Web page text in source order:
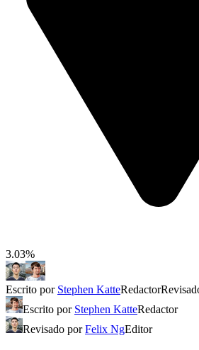
3.03%
Escrito por Stephen KatteRedactor
Escrito por Stephen KatteRedactor
Revisado porFelix NgEditor